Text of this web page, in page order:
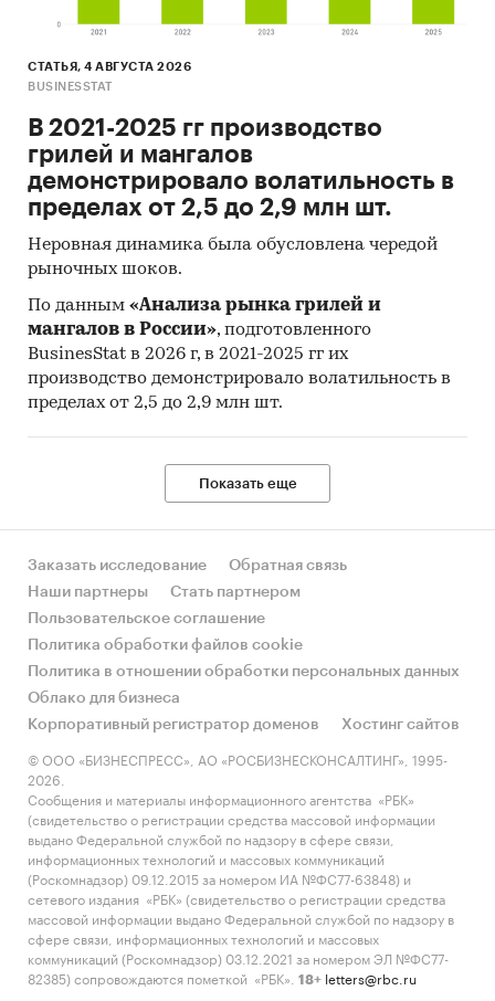
СТАТЬЯ, 4 АВГУСТА 2026
BUSINESSTAT
В 2021-2025 гг производство
грилей и мангалов
демонстрировало волатильность в
пределах от 2,5 до 2,9 млн шт.
Неровная динамика была обусловлена чередой
рыночных шоков.
По данным «Анализа рынка грилей и
мангалов в России», подготовленного
BusinesStat в 2026 г, в 2021-2025 гг их
производство демонстрировало волатильность в
пределах от 2,5 до 2,9 млн шт.
Показать еще
Заказать исследование
Обратная связь
Наши партнеры
Стать партнером
Пользовательское соглашение
Политика обработки файлов cookie
Политика в отношении обработки персональных данных
Облако для бизнеса
Корпоративный регистратор доменов
Хостинг сайтов
© ООО «БИЗНЕСПРЕСС», АО «РОСБИЗНЕСКОНСАЛТИНГ», 1995-
2026.
Сообщения и материалы информационного агентства «РБК»
(свидетельство о регистрации средства массовой информации
выдано Федеральной службой по надзору в сфере связи,
информационных технологий и массовых коммуникаций
(Роскомнадзор) 09.12.2015 за номером ИА №ФС77-63848) и
сетевого издания «РБК» (свидетельство о регистрации средства
массовой информации выдано Федеральной службой по надзору в
сфере связи, информационных технологий и массовых
коммуникаций (Роскомнадзор) 03.12.2021 за номером ЭЛ №ФС77-
82385) сопровождаются пометкой «РБК».
18+ letters@rbc.ru